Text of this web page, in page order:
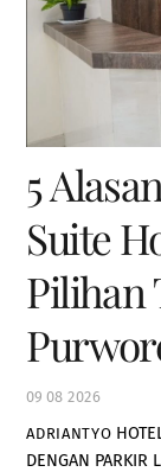
09 08 2026
5
Suite
Pilihan
ADRIANTYO
DENGAN PARKIR